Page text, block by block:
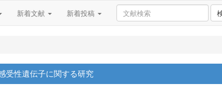
新着文献 新着投稿
受性遺伝子に関する研究